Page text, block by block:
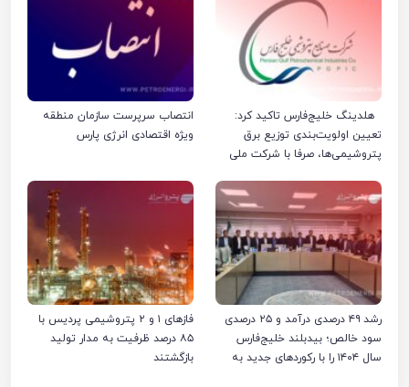
هلدینگ خلیج‌فارس تاکید کرد:
تعیین اولویت‌بندی توزیع برق
پتروشیمی‌ها، صرفا با شرکت ملی
انتصاب سرپرست سازمان منطقه
ویژه اقتصادی انرژی پارس
رشد ۴۹ درصدی درآمد و ۲۵ درصدی
سود خالص؛ بیدبلند خلیج‌فارس
سال ۱۴۰۴ را با رکوردهای جدید به
فازهای ۱ و ۲ پتروشیمی پردیس با
۸۵ درصد ظرفیت به مدار تولید
بازگشتند